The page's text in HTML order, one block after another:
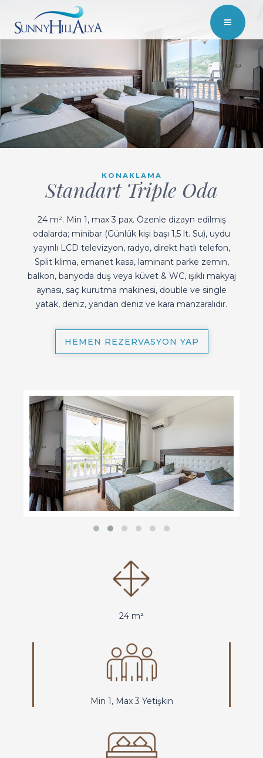
KONAKLAMA
Standart Triple Oda
24 m². Min 1, max 3 pax. Özenle dizayn edilmiş
odalarda; minibar (Günlük kişi başı 1,5 lt. Su), uydu
yayınlı LCD televizyon, radyo, direkt hatlı telefon,
Split klima, emanet kasa, laminant parke zemin,
balkon, banyoda duş veya küvet & WC, ışıklı makyaj
aynası, saç kurutma makinesi, double ve single
yatak, deniz, yandan deniz ve kara manzaralıdır.
HEMEN REZERVASYON YAP
24 m²
Min 1, Max 3 Yetişkin